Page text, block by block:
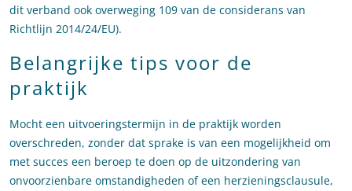
dit verband ook overweging 109 van de considerans van
Richtlijn 2014/24/EU).
Belangrijke tips voor de
praktijk
Mocht een uitvoeringstermijn in de praktijk worden
overschreden, zonder dat sprake is van een mogelijkheid om
met succes een beroep te doen op de uitzondering van
onvoorzienbare omstandigheden of een herzieningsclausule,